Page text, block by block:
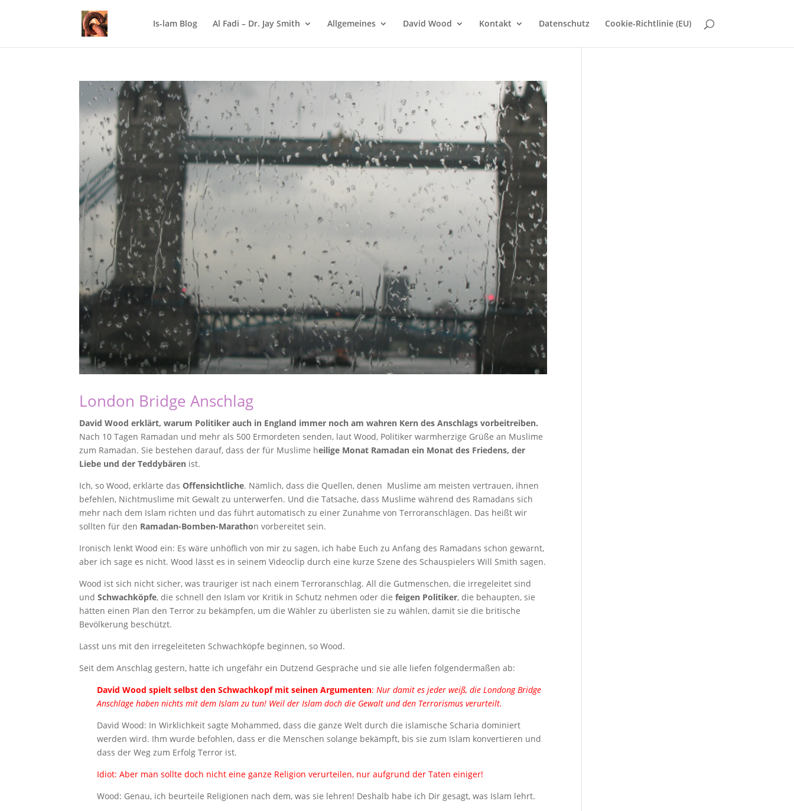
Is-lam Blog Al Fadi – Dr. Jay Smith Allgemeines David Wood Kontakt Datenschutz Cookie-Richtlinie (EU)
London Bridge Anschlag
David Wood erklärt, warum Politiker auch in England immer noch am wahren Kern des Anschlags vorbeitreiben.
Nach 10 Tagen Ramadan und mehr als 500 Ermordeten senden, laut Wood, Politiker warmherzige Grüße an Muslime
zum Ramadan. Sie bestehen darauf, dass der für Muslime heilige Monat Ramadan ein Monat des Friedens, der
Liebe und der Teddybären ist.
Ich, so Wood, erklärte dasOffensichtliche. Nämlich, dass die Quellen, denen Muslime am meisten vertrauen, ihnen
befehlen, Nichtmuslime mit Gewalt zu unterwerfen. Und die Tatsache, dass Muslime während des Ramadans sich
mehr nach dem Islam richten und das führt automatisch zu einer Zunahme von Terroranschlägen. Das heißt wir
sollten für den Ramadan-Bomben-Marathon vorbereitet sein.
Ironisch lenkt Wood ein: Es wäre unhöflich von mir zu sagen, ich habe Euch zu Anfang des Ramadans schon gewarnt,
aber ich sage es nicht. Wood lässt es in seinem Videoclip durch eine kurze Szene des Schauspielers Will Smith sagen.
Wood ist sich nicht sicher, was trauriger ist nach einem Terroranschlag. All die Gutmenschen, die irregeleitet sind
undSchwachköpfe, die schnell den Islam vor Kritik in Schutz nehmen oder diefeigen Politiker, die behaupten, sie
hätten einen Plan den Terror zu bekämpfen, um die Wähler zu überlisten sie zu wählen, damit sie die britische
Bevölkerung beschützt.
Lasst uns mit den irregeleiteten Schwachköpfe beginnen, so Wood.
Seit dem Anschlag gestern, hatte ich ungefähr ein Dutzend Gespräche und sie alle liefen folgendermaßen ab:
David Wood spielt selbst den Schwachkopf mit seinen Argumenten:Nur damit es jeder weiß, die Londong Bridge
Anschläge haben nichts mit dem Islam zu tun! Weil der Islam doch die Gewalt und den Terrorismus verurteilt.
David Wood: In Wirklichkeit sagte Mohammed, dass die ganze Welt durch die islamische Scharia dominiert
werden wird. Ihm wurde befohlen, dass er die Menschen solange bekämpft, bis sie zum Islam konvertieren und
dass der Weg zum Erfolg Terror ist.
Idiot: Aber man sollte doch nicht eine ganze Religion verurteilen, nur aufgrund der Taten einiger!
Wood: Genau, ich beurteile Religionen nach dem, was sie lehren! Deshalb habe ich Dir gesagt, was Islam lehrt.